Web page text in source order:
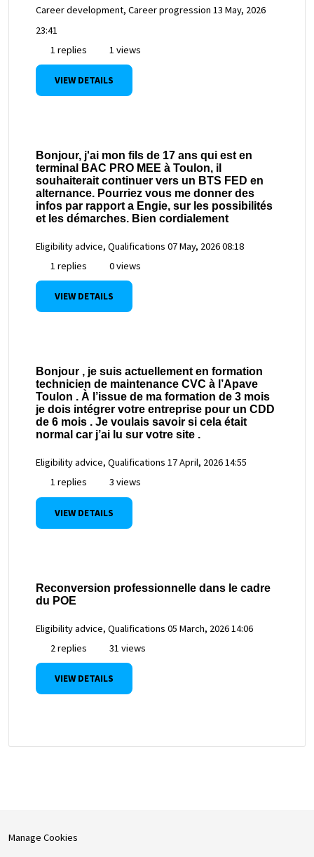
Career development, Career progression 13 May, 2026
23:41
1 replies
1 views
VIEW DETAILS
Bonjour, j'ai mon fils de 17 ans qui est en
terminal BAC PRO MEE à Toulon, il
souhaiterait continuer vers un BTS FED en
alternance. Pourriez vous me donner des
infos par rapport a Engie, sur les possibilités
et les démarches. Bien cordialement
Eligibility advice, Qualifications 07 May, 2026 08:18
1 replies
0 views
VIEW DETAILS
Bonjour , je suis actuellement en formation
technicien de maintenance CVC à l’Apave
Toulon . À l’issue de ma formation de 3 mois
je dois intégrer votre entreprise pour un CDD
de 6 mois . Je voulais savoir si cela était
normal car j’ai lu sur votre site .
Eligibility advice, Qualifications 17 April, 2026 14:55
1 replies
3 views
VIEW DETAILS
Reconversion professionnelle dans le cadre
du POE
Eligibility advice, Qualifications 05 March, 2026 14:06
2 replies
31 views
VIEW DETAILS
Manage Cookies